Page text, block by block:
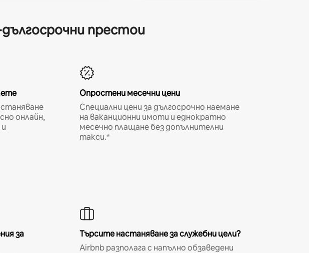
престои
онлайн,
Опростени месечни цени
Специални цени за дългосрочно наемане
на ваканционни имоти и еднократно
месечно плащане без допълнителни
такси.*
за
Търсите настаняване за служебни цели?
Airbnb разполага с напълно обзаведени